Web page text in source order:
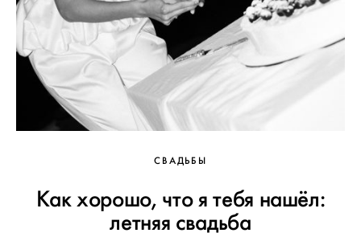
СВАДЬБЫ
Как хорошо, что я тебя нашёл:
летняя свадьба